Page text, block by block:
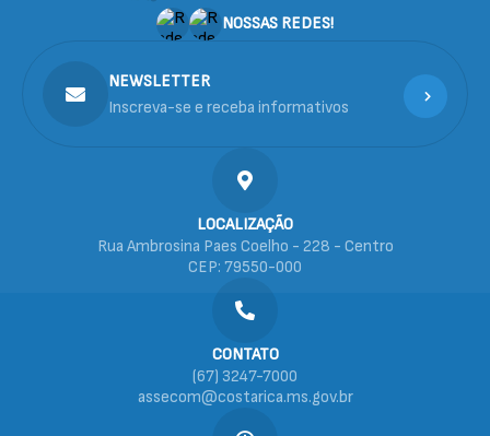
NOSSAS REDES!
LOCALIZAÇÃO
Rua Ambrosina Paes Coelho - 228 - Centro
CEP: 79550-000
CONTATO
(67) 3247-7000
assecom@costarica.ms.gov.br
NEWSLETTER
Inscreva-se e receba informativos